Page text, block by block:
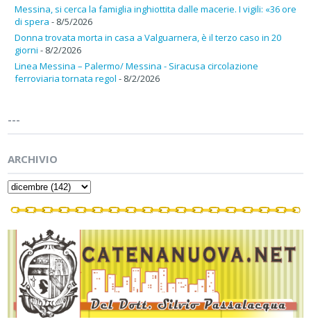
Messina, si cerca la famiglia inghiottita dalle macerie. I vigili: «36 ore
di spera - 8/5/2026
Donna trovata morta in casa a Valguarnera, è il terzo caso in 20
giorni - 8/2/2026
Linea Messina – Palermo/ Messina - Siracusa circolazione
ferroviaria tornata regol - 8/2/2026
---
ARCHIVIO